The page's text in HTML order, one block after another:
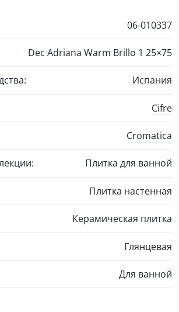
06-010337
Dec Adriana Warm Brillo 1 25×75
Испания
Cifre
Cromatica
Плитка для ванной
Плитка настенная
Керамическая плитка
Глянцевая
Для ванной